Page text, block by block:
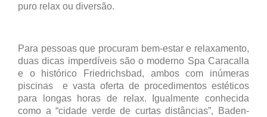
puro relax ou diversão.
Para pessoas que procuram bem-estar e relaxamento,
duas dicas imperdíveis são o moderno Spa Caracalla
e o histórico Friedrichsbad, ambos com inúmeras
piscinas e vasta oferta de procedimentos estéticos
para longas horas de relax. Igualmente conhecida
como a “cidade verde de curtas distâncias”, Baden-